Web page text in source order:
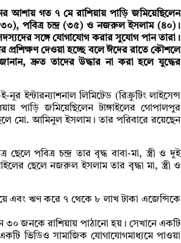
আশায় গত ৭ মে রাশিয়ায় পাড়ি জমিয়েছিলেন
পবিত্র চন্দ্র (৩৫) ও নজরুল ইসলাম (৪০)।
সঙ্গে যোগাযোগ করার সুযোগ পান তারা।
প্রশিক্ষণ দেওয়া হচ্ছে বলে ঈদের রাতে কৌশলে
দ্রুত তাদের উদ্ধার না করা হলে যুদ্ধের
ইন্টারন্যাশনাল লিমিটেড (রিক্রুটিং লাইসেন্স
পাড়ি জমিয়েছিলেন টাঙ্গাইলের গোপালপুর
মো. আমিনুল ইসলাম। তার পরিবারে রয়েছেন
পবিত্র চন্দ্র তার বৃদ্ধ বাবা-মা, স্ত্রী ও দুই
ছেলে নজরুল ইসলাম তার বৃদ্ধা মা, স্ত্রী ও
এবং ঋণ করে ৭ থেকে ৮ লাখ টাকা এজেন্সিকে
৩০ জনকে রাশিয়ায় পাঠানো হয়। সেখানে একটি
ভিডিও সামাজিক যোগাযোগমাধ্যমে পাওয়া